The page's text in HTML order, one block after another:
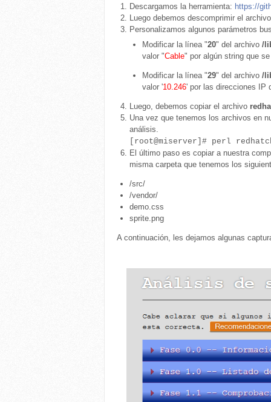
Descargamos la herramienta: https://
Luego debemos descomprimir el
Personalizamos algunos parámetros
Modificar la línea "20" del archivo /
valor "Cable" por algún string que
Modificar la línea "29" del archivo /
valor '10.246' por las direcciones IP
Luego, debemos copiar el archivo
Una vez que tenemos los archivos en
análisis.
[root@miserver]# perl
El último paso es copiar a nuestra
misma carpeta que tenemos los
/src/
/vendor/
demo.css
sprite.png
A continuación, les dejamos algunas